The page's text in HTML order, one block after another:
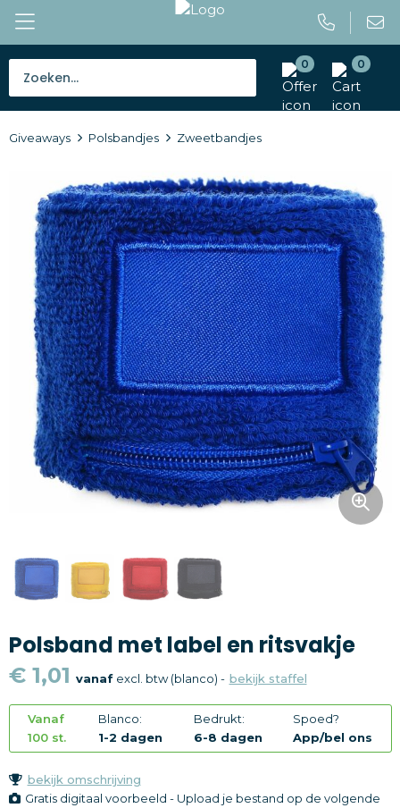
0 0
Tassen
Caps en mutsen
Giveaways
Drinkwaren
Paraplu's
Outdoor en vrije tijd
Gereedschap en veiligheid
Snoepgoed
Home en living
Kantoorartikelen
Gadgets
Textiel
Thema
Merken
Giveaways Polsbandjes Zweetbandjes
Polsband met label en ritsvakje
€ 1,01 vanafexcl. btw (blanco) - bekijk staffel
Vanaf
100 st.
Blanco:
1-2 dagen
Bedrukt:
6-8 dagen
Spoed?
App/bel ons
bekijk omschrijving
Gratis digitaal voorbeeld - Upload je bestand op de volgende